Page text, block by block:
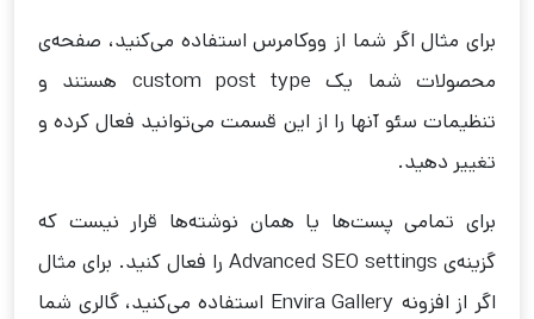
برای مثال اگر شما از ووکامرس استفاده می‌کنید، صفحه‌ی
محصولات شما یک custom post type هستند و
تنظیمات سئو آنها را از این قسمت می‌توانید فعال کرده و
تغییر دهید.
برای تمامی پست‌ها یا همان نوشته‌ها قرار نیست که
گزینه‌ی Advanced SEO settings را فعال کنید. برای مثال
اگر از افزونه Envira Gallery استفاده می‌کنید، گالری شما